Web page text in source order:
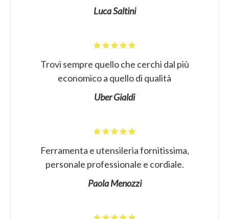
Luca Saltini
Trovi sempre quello che cerchi dal più
economico a quello di qualità
Uber Gialdi
Ferramenta e utensileria fornitissima,
personale professionale e cordiale.
Paola Menozzi